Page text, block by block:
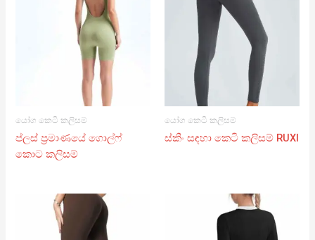
යෝග කෙටි කලිසම්
ප්ලස් ප්‍රමාණයේ ගොල්ෆ්
කොට කලිසම්
යෝග කෙටි කලිසම්
ස්කීං සඳහා කෙටි කලිසම් RUXI